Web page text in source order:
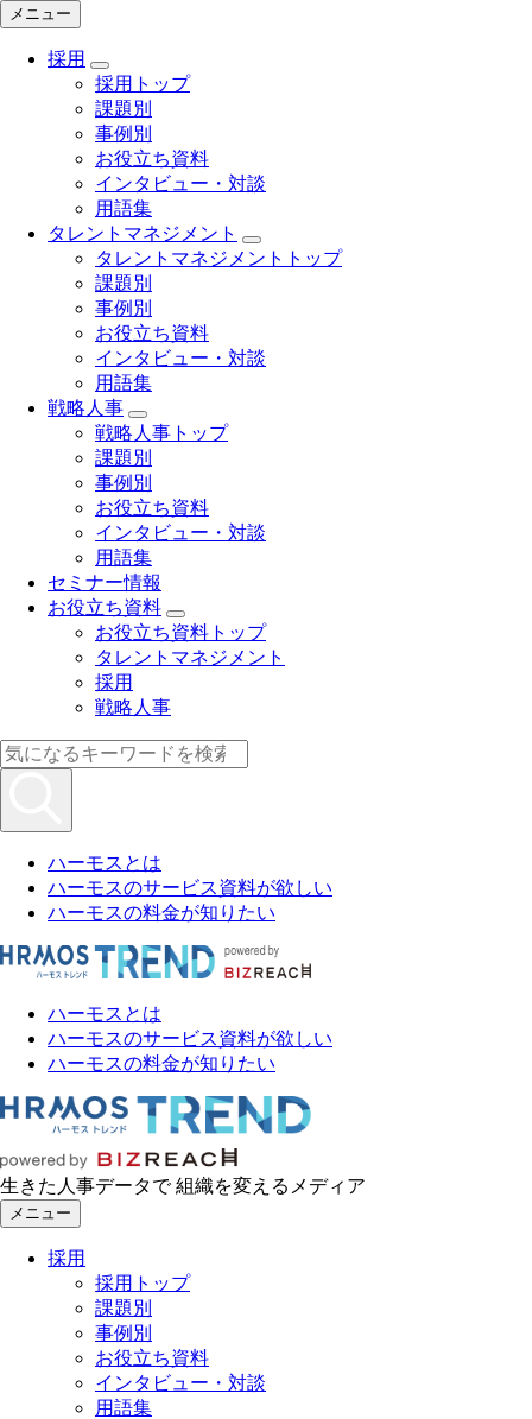
メニュー
採用
採用トップ
課題別
事例別
お役立ち資料
インタビュー・対談
用語集
タレントマネジメント
タレントマネジメントトップ
課題別
事例別
お役立ち資料
インタビュー・対談
用語集
戦略人事
戦略人事トップ
課題別
事例別
お役立ち資料
インタビュー・対談
用語集
セミナー情報
お役立ち資料
お役立ち資料トップ
タレントマネジメント
採用
戦略人事
ハーモスとは
ハーモスのサービス資料が欲しい
ハーモスの料金が知りたい
ハーモスとは
ハーモスのサービス資料が欲しい
ハーモスの料金が知りたい
生きた人事データで 組織を変えるメディア
メニュー
採用
採用トップ
課題別
事例別
お役立ち資料
インタビュー・対談
用語集